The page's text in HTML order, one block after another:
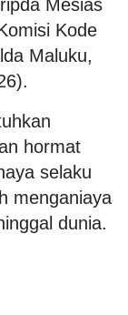
Mesias
Kode
Maluku,
hormat
selaku
menganiaya
dunia.